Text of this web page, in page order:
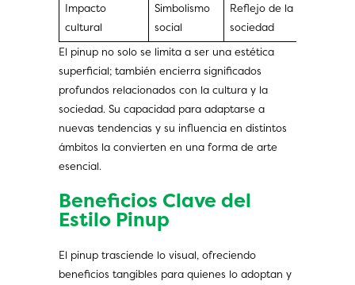
Impacto
cultural
Simbolismo
social
Reflejo de la
sociedad
El pinup no solo se limita a ser una estética
superficial; también encierra significados
profundos relacionados con la cultura y la
sociedad. Su capacidad para adaptarse a
nuevas tendencias y su influencia en distintos
ámbitos la convierten en una forma de arte
esencial.
Beneficios Clave del
Estilo Pinup
El pinup trasciende lo visual, ofreciendo
beneficios tangibles para quienes lo adoptan y